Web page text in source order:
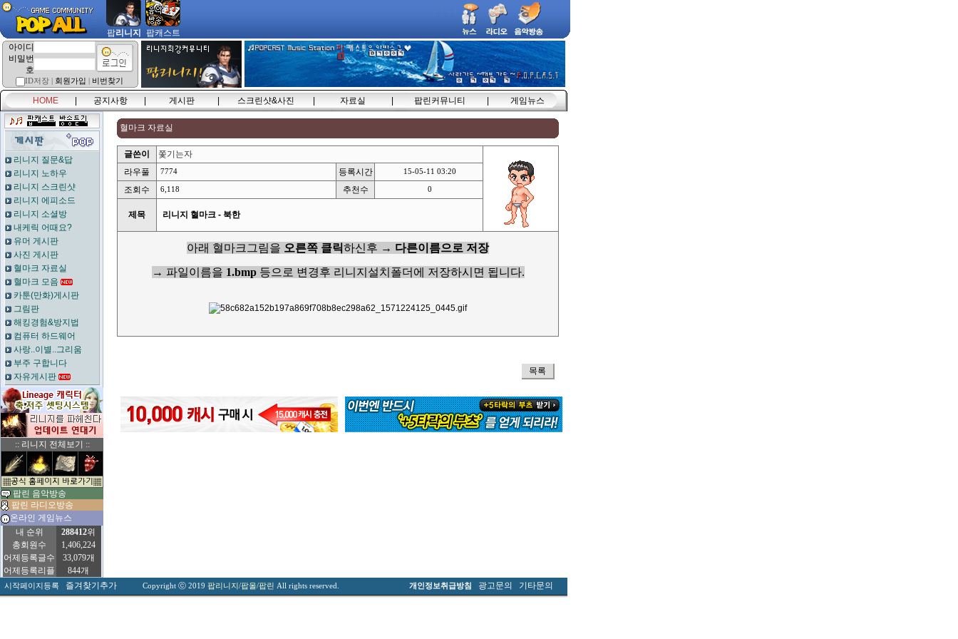
팝리니지
팝캐스트
아이디
비밀번
호
ID저장 | 회원가입 비번찾기
HOME 공지사항 게시판 스크린샷&사진 자료실 팝린커뮤니티 게임뉴스
혈마크 자료실
글쓴이
쫓기는자
라우풀
7774 등록시간 15-05-11 03:20
조회수 6,118 추천수 0
제목 리니지 혈마크 - 북한
아래 혈마크그림을 오른쪽 클릭하신후 → 다른이름으로 저장
→ 파일이름을 1.bmp등으로 변경후 리니지설치폴더에 저장하시면 됩니다.
목록
리니지 질문&답
리니지 노하우
리니지 스크린샷
리니지 에피소드
리니지 소셜방
내케릭 어때요?
유머 게시판
사진 게시판
혈마크 자료실
혈마크 모음
카툰(만화)게시판
그림판
해킹경험&방지법
컴퓨터 하드웨어
사랑..이별..그리움
부주 구합니다
자유게시판
:: 리니지 전체보기 ::
팝린 음악방송
팝린 라디오방송
온라인 게임뉴스
내 순위
288412위
총회원수
1,406,224
어제등록글수
33,079개
어제등록리플
844개
시작페이지등록 즐겨찾기추가 Copyright ⓒ 2019 팝리니지/팝올/팝린 All rights reserved. 개인정보취급방침 광고문의 기타문의